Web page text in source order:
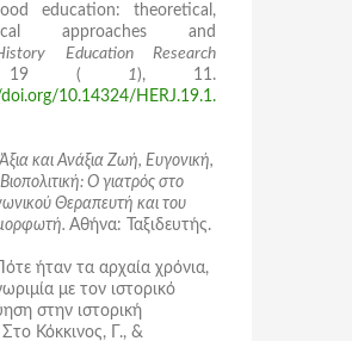
education: theoretical,
approaches and
Education Research
( 1), 11.
10.14324/HERJ.19.1.
Άξια και Ανάξια Ζωή, Ευγονική,
Ο γιατρός στο
Θεραπευτή και του
Αθήνα: Ταξιδευτής.
ήταν τα αρχαία χρόνια,
με τον ιστορικό
στην ιστορική
Κόκκινος, Γ., &